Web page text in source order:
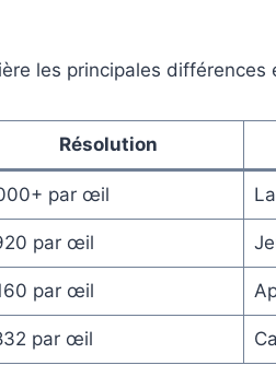
les principales différences
Résolution
par œil
par œil
par œil
par œil